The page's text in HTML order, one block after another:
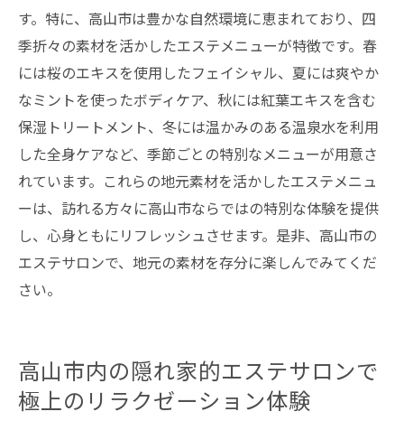
す。特に、高山市は豊かな自然環境に恵まれており、四
季折々の素材を活かしたエステメニューが特徴です。春
には桜のエキスを使用したフェイシャル、夏には爽やか
なミントを使ったボディケア、秋には紅葉エキスを含む
保湿トリートメント、冬には温かみのある温泉水を利用
した全身ケアなど、季節ごとの特別なメニューが用意さ
れています。これらの地元素材を活かしたエステメニュ
ーは、訪れる方々に高山市ならではの特別な体験を提供
し、心身ともにリフレッシュさせます。是非、高山市の
エステサロンで、地元の素材を存分に楽しんでみてくだ
さい。
高山市内の隠れ家的エステサロンで
極上のリラクゼーション体験